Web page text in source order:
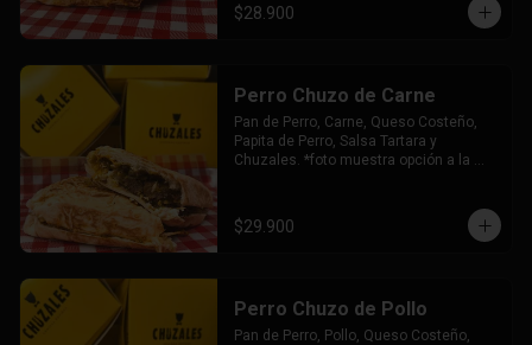
$28.900
Perro Chuzo de Carne
Pan de Perro, Carne, Queso Costeño,
Papita de Perro, Salsa Tartara y
Chuzales. *foto muestra opción a la
$29.900
Perro Chuzo de Pollo
Pan de Perro, Pollo, Queso Costeño,